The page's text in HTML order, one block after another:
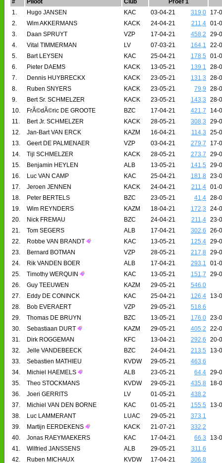
# Piloot Club
Proef 1
1.
Hugo JANSEN KAC 03-04-21 319,0
17-
2.
Wim AKKERMANS KACK 24-04-21 211,4 01-
3.
Daan SPRUYT VZP 17-04-21 458,2
29-
4.
Vital TIMMERMAN LV 07-03-21 164,1
22-
5.
Bart LEYSEN KAC 25-04-21 178,5
01-
6.
Pieter DAEMS KACK 13-05-21 139,1
28-
7.
Dennis HUYBRECKX KACK 23-05-21 131,3
28-
8.
Ruben SNYERS KACK 23-05-21 79,9
28-
9.
Bert Sr. SCHMELZER KACK 23-05-21 143,3
28-
10.
FrÃ©dÃ©ric DE GROOTE BZC 17-04-21 421,7
14-
11.
Bert Jr. SCHMELZER KACK 28-05-21 308,3
29-
12.
Jan-Bart VAN ERCK KAZM 16-04-21 114,3
25-
13.
Geert DE PALMENAER VZP 03-04-21 279,7
17-
14.
Tijl SCHMELZER KACK 28-05-21 273,7
29-
15.
Benjamin HEYLEN ALB 13-05-21 141,5
29-
16.
Luc VAN CAMP KAC 25-04-21 181,8 23-
17.
Jeroen JENNEN KACK 24-04-21 211,4 01-
18.
Peter BERTELS BZC 23-05-21 41,4 28-
19.
Wim REYNDERS KAZM 18-04-21 172,3
24-
20.
Nick FREMAU BZC 24-04-21 211,4 23-
21.
Tom SEGERS ALB 17-04-21 302,6
26-
22.
Robbe VAN BRANDT KAC 13-05-21 125,4 29-
23.
Bernard BOTMAN VZP 28-05-21 217,8 29-
24.
Rik VANDEN BOER ALB 17-04-21 293,1
01-
25.
Timothy WERQUIN KAC 13-05-21 151,7
29-
26.
Guy TEEUWEN KAZM 29-05-21
546,0
27.
Eddy DE CONINCK KAC 25-04-21 126,4
13-
28.
Bob EVERAERT VZP 29-05-21
518,6
29.
Thomas DE BRUYN BZC 13-05-21 176,0 23-
30.
Sebastiaan DURT KAZM 29-05-21 405,2
22-
31.
Dirk ROGGEMAN KFC 13-04-21 292,6
20-
32.
Jelle VANDEBEECK BZC 24-04-21 213,5
13-
33.
Sebastien MATHIEU KVDW 29-05-21
463,6
34.
Michiel HAEMELS ALB 23-05-21 64,4 29-
35.
Theo STOCKMANS KVDW 29-05-21 435,8
18-
36.
Joeri GERRITS LV 01-05-21
438,2
37.
Michiel VAN DEN BORNE KAC 01-05-21 155,5
13-
38.
Luc LAMMERANT LUAC 29-05-21
373,1
39.
Martijn EERDEKENS KACK 21-07-21
332,2
40.
Jonas RAEYMAEKERS KAC 17-04-21 66,3
13-
41.
Wilfried JANSSENS ALB 29-05-21
311,6
42.
Ruben MICHAUX KVDW 17-04-21
306,8